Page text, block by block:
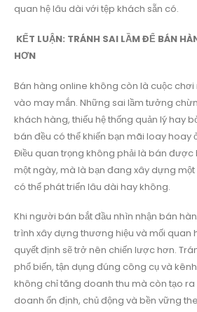
quan hệ lâu dài với tệp khách sẵn có.
KẾT LUẬN: TRÁNH SAI LẦM ĐỂ BÁN
HƠN
Bán hàng online không còn là cuộc chơi
vào may mắn. Những sai lầm tưởng
khách hàng, thiếu hệ thống quản lý hay
bán đều có thể khiến bạn mãi loay hoay
Điều quan trọng không phải là bán
một ngày, mà là bạn đang xây dựng
có thể phát triển lâu dài hay không.
Khi người bán bắt đầu nhìn nhận bán
trình xây dựng thương hiệu và mối quan
quyết định sẽ trở nên chiến lược hơn.
phổ biến, tận dụng đúng công cụ và
không chỉ tăng doanh thu mà còn tạo ra
doanh ổn định, chủ động và bền vững